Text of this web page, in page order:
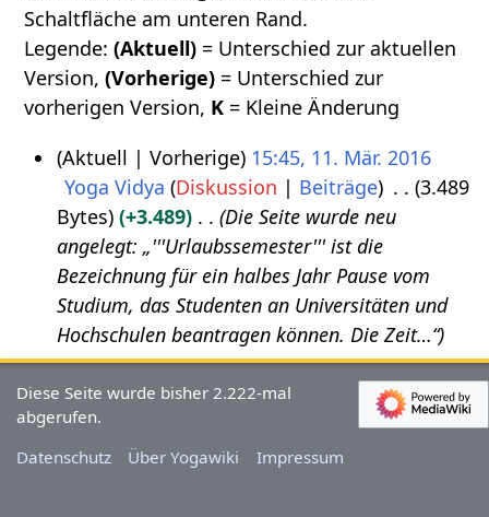
Schaltfläche am unteren Rand.
Legende:(Aktuell) = Unterschied zur aktuellen
Version,(Vorherige) = Unterschied zur
vorherigen Version, K = Kleine Änderung
2
0
1
Aktuell Vorherige 15:45, 11. Mär. 2016
Yoga Vidya Diskussion Beiträge
3.489
Bytes
+3.489
Die Seite wurde neu
angelegt: „'''Urlaubssemester''' ist die
Bezeichnung für ein halbes Jahr Pause vom
Studium, das Studenten an Universitäten und
Hochschulen beantragen können. Die Zeit…“
Diese Seite wurde bisher 2.222-mal
abgerufen.
Datenschutz
Über Yogawiki Impressum